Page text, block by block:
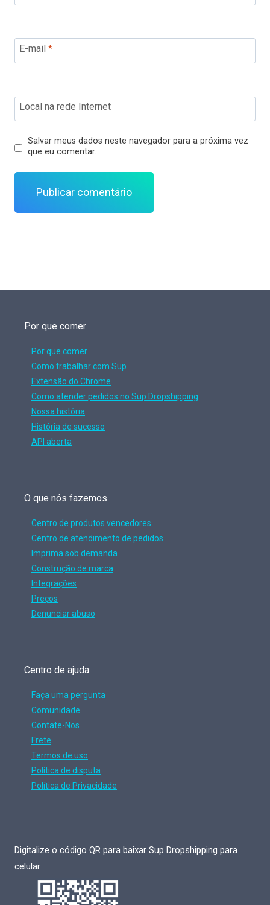
E-mail *
Local na rede Internet
Salvar meus dados neste navegador para a próxima vez
que eu comentar.
Por que comer
Por que comer
Como trabalhar com Sup
Extensão do Chrome
Como atender pedidos no Sup Dropshipping
Nossa história
História de sucesso
API aberta
O que nós fazemos
Centro de produtos vencedores
Centro de atendimento de pedidos
Imprima sob demanda
Construção de marca
Integrações
Preços
Denunciar abuso
Centro de ajuda
Faça uma pergunta
Comunidade
Contate-Nos
Frete
Termos de uso
Política de disputa
Política de Privacidade
Digitalize o código QR para baixar Sup Dropshipping para
celular